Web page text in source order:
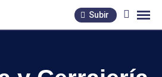
Subir